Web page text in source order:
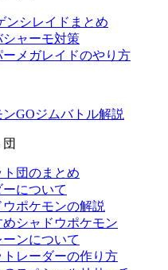
ンシレイドまとめ
シャーモ対策
ーメガレイドのやり方
ンGOジムバトル解説
ト団のまとめ
ーについて
ウポケモンの解説
めシャドウポケモン
ーンについて
トレーダーの作り方